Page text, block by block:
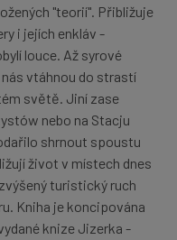
"teorií". Přibližuje
i jejích enkláv -
louce. Až syrové
vtáhnou do strastí
světě. Jiní zase
nebo na Stacju
shrnout spoustu
život v místech dnes
turistický ruch
Kniha je koncipována
knize Jizerka -